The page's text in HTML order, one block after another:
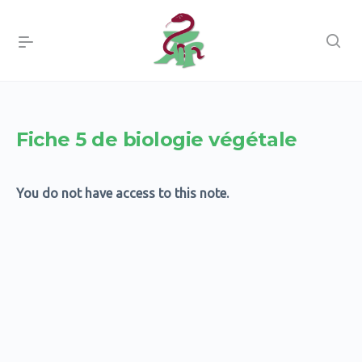
Fiche 5 de biologie végétale
You do not have access to this note.